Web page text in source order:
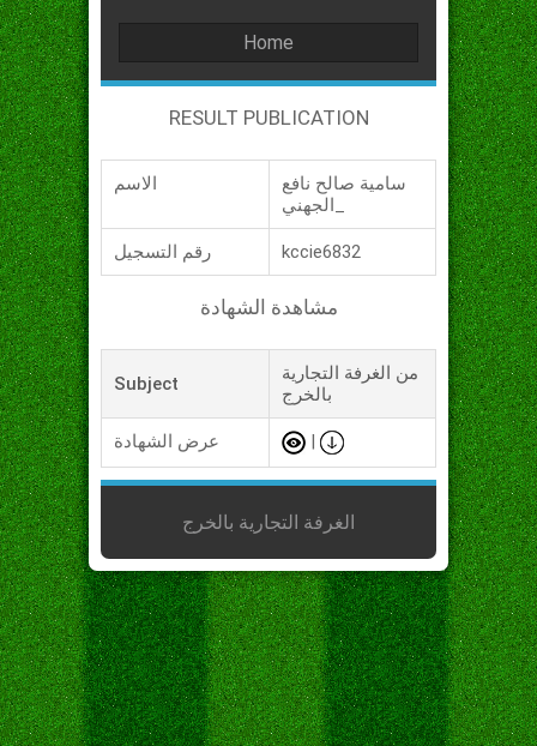
Home
RESULT PUBLICATION
الاسم
سامية صالح نافع
رقم التسجيل kccie6832
مشاهدة الشهادة
Subject
من الغرفة التجارية
بالخرج
عرض الشهادة
الغرفة التجارية بالخرج